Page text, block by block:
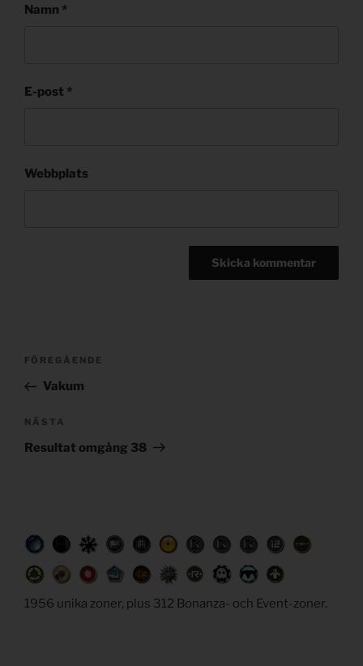
Namn *
E-post *
Webbplats
Post
Föregående
inlägg
FÖREGÅENDE
Vakum
Nästa
inlägg
NÄSTA
Resultat omgång 38
1956 unika zoner, plus 312 Bonanza- och Event-zoner.